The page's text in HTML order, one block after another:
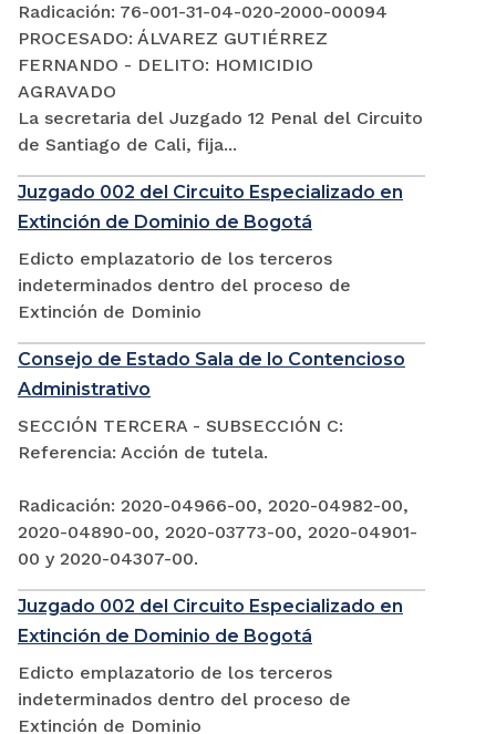
Radicación: 76-001-31-04-020-2000-00094
PROCESADO: ÁLVAREZ GUTIÉRREZ
FERNANDO - DELITO: HOMICIDIO
AGRAVADO
La secretaria del Juzgado 12 Penal del Circuito
de Santiago de Cali, fija...
Juzgado 002 del Circuito Especializado en
Extinción de Dominio de Bogotá
Edicto emplazatorio de los terceros
indeterminados dentro del proceso de
Extinción de Dominio
Consejo de Estado Sala de lo Contencioso
Administrativo
SECCIÓN TERCERA - SUBSECCIÓN C:
Referencia: Acción de tutela.
Radicación: 2020-04966-00, 2020-04982-00,
2020-04890-00, 2020-03773-00, 2020-04901-
00 y 2020-04307-00.
Juzgado 002 del Circuito Especializado en
Extinción de Dominio de Bogotá
Edicto emplazatorio de los terceros
indeterminados dentro del proceso de
Extinción de Dominio